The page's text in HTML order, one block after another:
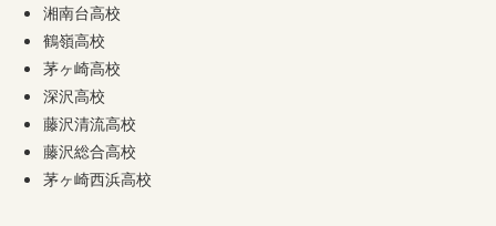
湘南台高校
鶴嶺高校
茅ヶ崎高校
深沢高校
藤沢清流高校
藤沢総合高校
茅ヶ崎西浜高校